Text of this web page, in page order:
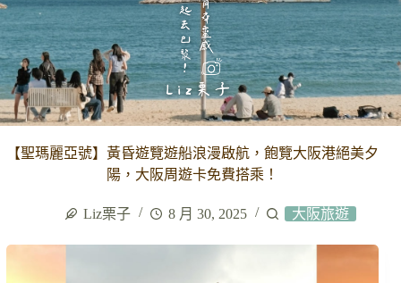
【聖瑪麗亞號】黃昏遊覽遊船浪漫啟航，飽覽大阪港絕美夕
陽，大阪周遊卡免費搭乘！
Liz栗子 8 月 30, 2025 大阪旅遊